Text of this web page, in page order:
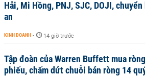
Hải, Mi Hồng, PNJ, SJC, DOJI,
an
KINH DOANH - 14 giờ trước
Tập đoàn của Warren Buffett mua
phiếu, chấm dứt chuỗi bán ròng 14